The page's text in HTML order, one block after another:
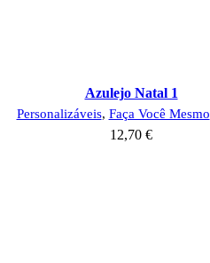
Azulejo Natal 1
Personalizáveis, Faça Você Mesmo
12,70 €